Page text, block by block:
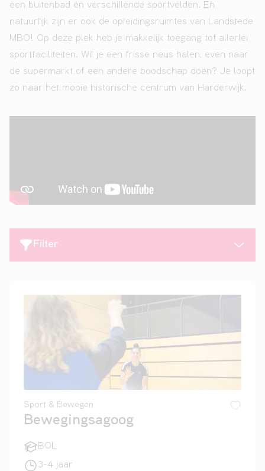
een buitenbad en verschillende sportvelden. En
natuurlijk zijn er ook de opleidingsruimtes van Landstede
MBO! Op deze plek heb je makkelijk toegang tot allerlei
sportfaciliteiten. Wil je een frisse neus halen, even naar
de supermarkt of een andere boodschap doen? Je loopt
zo naar het mooie historische centrum van Harderwijk.
Filter
Sport & Bewegen
Bewegingsagoog
BOL
3-4 jaar